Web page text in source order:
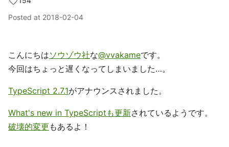
Posted at 2018-02-04
こんにちはソウゾウ社な@vvakameです。
今回はちょっと遅くなってしまいました…。
TypeScript 2.7.1がアナウンスされました。
What's new in TypeScriptも更新されているようです。
破壊的変更 もあるよ！